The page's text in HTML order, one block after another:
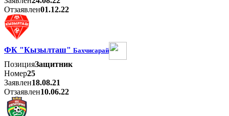
Отзаявлен01.12.22
ФК "Кызылташ" Бахчисарай
ПозицияЗащитник
Номер25
Заявлен18.08.21
Отзаявлен10.06.22